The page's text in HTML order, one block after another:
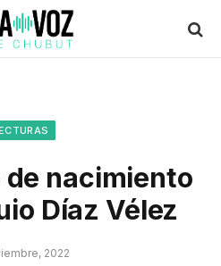
nacimiento
Díaz Vélez
2022